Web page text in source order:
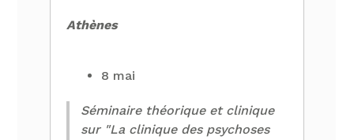
Athènes
8 mai
Séminaire théorique et clinique
sur "La clinique des psychoses